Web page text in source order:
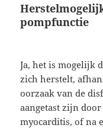
pompfunctie
Ja, het is mogelijk
zich herstelt,
oorzaak van de
aangetast zijn
myocarditis, of na